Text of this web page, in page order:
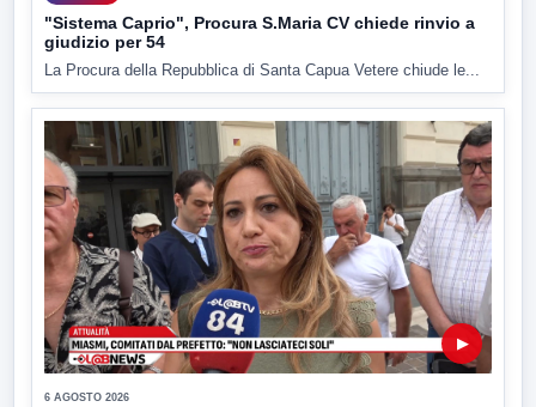
"Sistema Caprio", Procura S.Maria CV chiede rinvio a
giudizio per 54
La Procura della Repubblica di Santa Capua Vetere chiude le...
▶
6 AGOSTO 2026